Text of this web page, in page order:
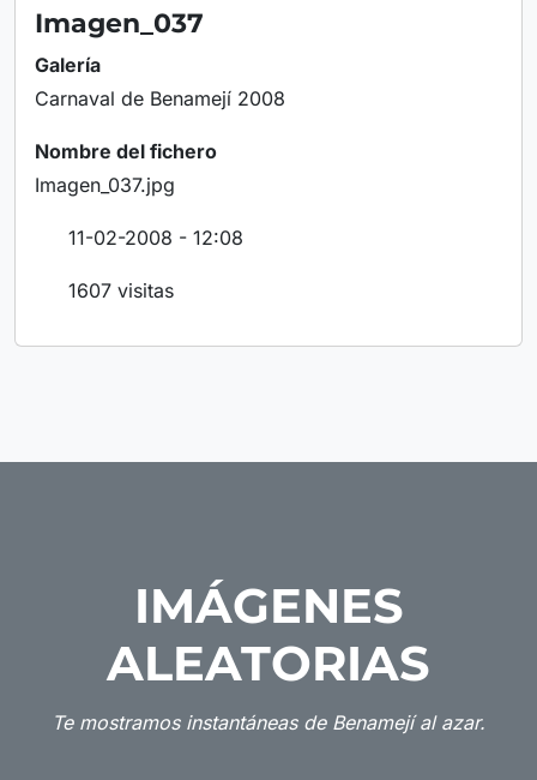
Imagen_037
Galería
Carnaval de Benamejí 2008
Nombre del fichero
Imagen_037.jpg
11-02-2008 - 12:08
1607 visitas
IMÁGENES
ALEATORIAS
Te mostramos instantáneas de Benamejí al azar.